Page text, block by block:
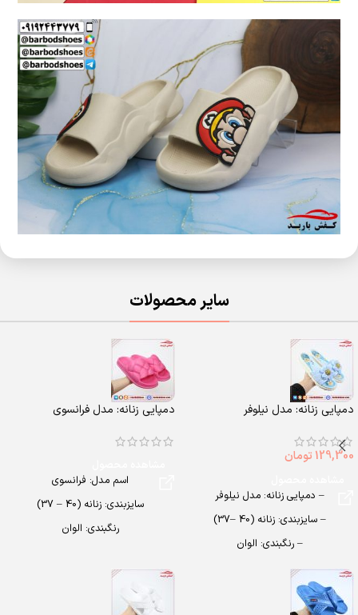
سایر محصولات
دمپایی زنانه: مدل نیلوفر
129,300 تومان
– دمپایی زنانه: مدل نیلوفر
– سایزبندی: زنانه (40 –37)
– رنگبندی: الوان
– تعداد در کارتن: 24 جفت
– جنس: Air Blowing
دمپایی زنانه: مدل فرانسوی
اسم مدل: فرانسوی
سایزبندی: زنانه (40 – 37)
رنگبندی: الوان
جنس: EVA